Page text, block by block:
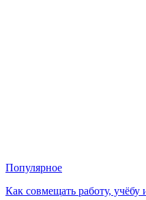
Популярное
Как совмещать работу, учёбу